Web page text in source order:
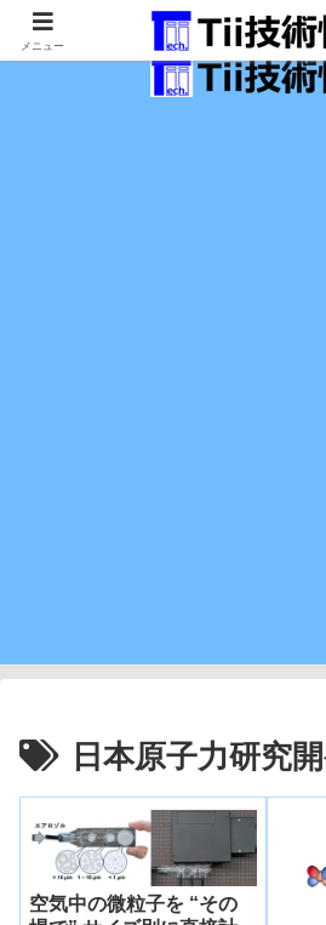
最新の科学技術の情報
日本原子力研究
空気中の微粒子を “その
メニュー